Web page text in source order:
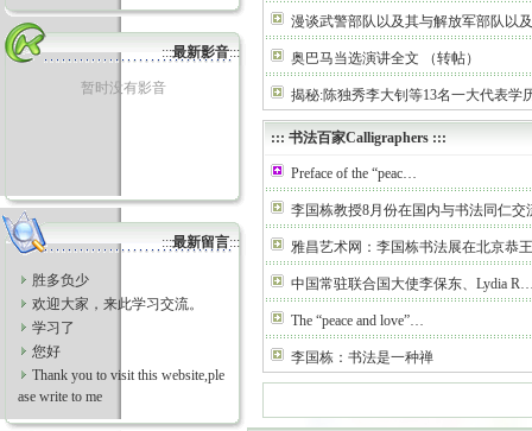
:::最新影音:::
暂时没有影音
:::最新留言:::
胜多负少
欢迎大家，来此学习交流。
学习了
您好
Thank you to visit this website,ple
ase write to me
漫谈武警部队以及其与解放军部队以
奥巴马当选演讲全文 （转帖）
揭秘:陈独秀李大钊等13名一大代表学
::: 书法百家Calligraphers :::
Preface of the “peac…
李国栋教授8月份在国内与书法同仁交
雅昌艺术网：李国栋书法展在北京恭
中国常驻联合国大使李保东、Lydia
The “peace and love”…
李国栋：书法是一种禅